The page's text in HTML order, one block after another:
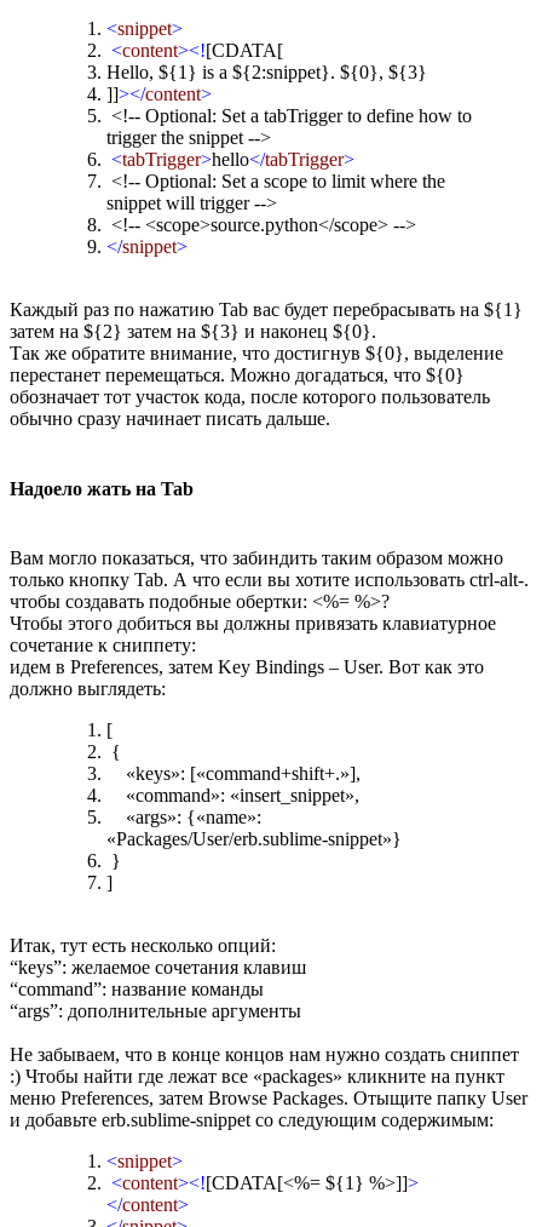
<snippet>
<content><![CDATA[
Hello, ${1} is a ${2:snippet}. ${0}, ${3}
]]></content>
<!-- Optional: Set a tabTrigger to define how to
trigger the snippet -->
<tabTrigger>hello</tabTrigger>
<!-- Optional: Set a scope to limit where the
snippet will trigger -->
<!-- <scope>source.python</scope> -->
</snippet>
Каждый раз по нажатию Tab вас будет перебрасывать на ${1}
затем на ${2} затем на ${3} и наконец ${0}.
Так же обратите внимание, что достигнув ${0}, выделение
перестанет перемещаться. Можно догадаться, что ${0}
обозначает тот участок кода, после которого пользователь
обычно сразу начинает писать дальше.
Надоело жать на Tab
Вам могло показаться, что забиндить таким образом можно
только кнопку Tab. А что если вы хотите использовать ctrl-alt-.
чтобы создавать подобные обертки: <%= %>?
Чтобы этого добиться вы должны привязать клавиатурное
сочетание к сниппету:
идем в Preferences, затем Key Bindings – User. Вот как это
должно выглядеть:
[
{
«keys»: [«command+shift+.»],
«command»: «insert_snippet»,
«args»: {«name»:
«Packages/User/erb.sublime-snippet»}
}
]
Итак, тут есть несколько опций:
“keys”: желаемое сочетания клавиш
“command”: название команды
“args”: дополнительные аргументы
Не забываем, что в конце концов нам нужно создать сниппет
:) Чтобы найти где лежат все «packages» кликните на пункт
меню Preferences, затем Browse Packages. Отыщите папку User
и добавьте erb.sublime-snippet со следующим содержимым:
<snippet>
<content><![CDATA[<%= ${1} %>]]>
</content>